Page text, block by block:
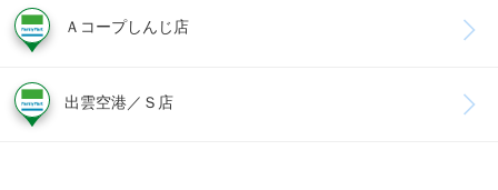
Ａコープしんじ店
出雲空港／Ｓ店